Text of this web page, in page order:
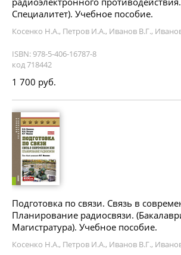
Специалитет). Учебное пособие.
Косенко Н.А., Петров И.А., Иванов В.Г.,
ISBN: 978-5-406-16787-8
код 718442
1 700 руб.
Подготовка по связи. Связь в
Планирование радиосвязи.
Магистратура). Учебное пособие.
Косенко Н.А., Петров И.А., Иванов В.Г.,